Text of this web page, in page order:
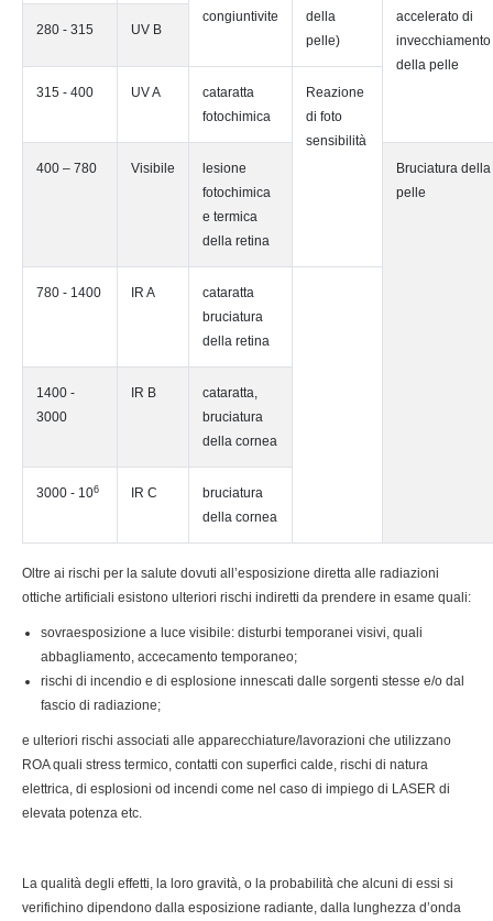
congiuntivite
della
pelle)
accelerato di
invecchiamento
della pelle
280 - 315 UV B
315 - 400 UV A
cataratta
fotochimica
Reazione
di foto
sensibilità
400 – 780
Visibile
lesione
fotochimica
e termica
della retina
Bruciatura della
pelle
780 - 1400 IR A
cataratta
bruciatura
della retina
1400 -
3000
IR B
cataratta,
bruciatura
della cornea
3000 - 106 IR C
bruciatura
della cornea
Oltre ai rischi per la salute dovuti all’esposizione diretta alle radiazioni
ottiche artificiali esistono ulteriori rischi indiretti da prendere in esame quali:
sovraesposizione a luce visibile: disturbi temporanei visivi, quali
abbagliamento, accecamento temporaneo;
rischi di incendio e di esplosione innescati dalle sorgenti stesse e/o dal
fascio di radiazione;
e ulteriori rischi associati alle apparecchiature/lavorazioni che utilizzano
ROA quali stress termico, contatti con superfici calde, rischi di natura
elettrica, di esplosioni od incendi come nel caso di impiego di LASER di
elevata potenza etc.
La qualità degli effetti, la loro gravità, o la probabilità che alcuni di essi si
verifichino dipendono dalla esposizione radiante, dalla lunghezza d’onda